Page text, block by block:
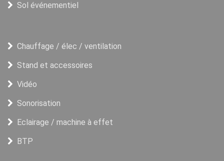
Sol événementiel
Chauffage / élec / ventilation
Stand et accessoires
Vidéo
Sonorisation
Eclairage / machine à effet
BTP